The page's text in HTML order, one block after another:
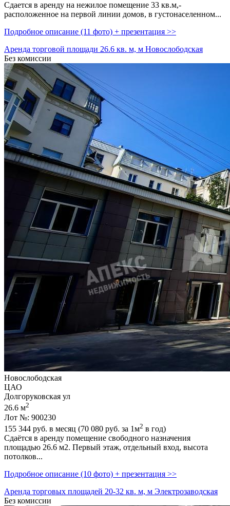
Сдается в аренду на нежилое помещение 33 кв.м,­
расположенное на первой линии домов,­ в густонаселенном...
Подробное описание (11 фото) + презентация >>
Аренда торговой площади 26.6 кв. м, м Новослободская
Без комиссии
Новослободская
ЦАО
Долгоруковская ул
26.6 м2
Лот №: 900230
155 344 руб. в месяц (70 080 руб. за 1м2 в год)
Сдаётся в аренду помещение свободного назначения
площадью 26.6 м2. Первый этаж,­ отдельный вход,­ высота
потолков...
Подробное описание (10 фото) + презентация >>
Аренда торговых площадей 20-32 кв. м, м Электрозаводская
Без комиссии